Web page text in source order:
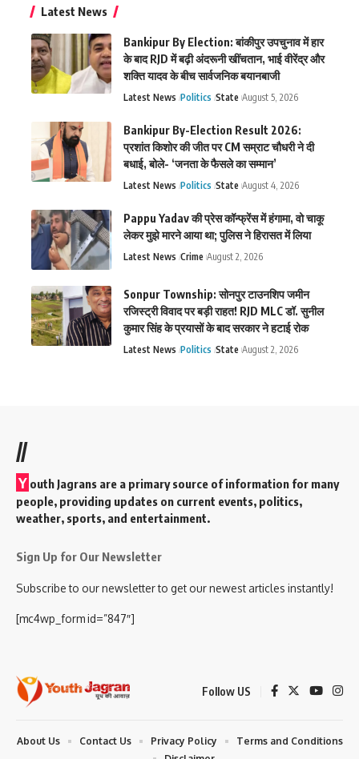
Latest News
Bankipur By Election: बांकीपुर उपचुनाव में हार
के बाद RJD में बढ़ी अंदरूनी खींचतान, भाई वीरेंद्र और
शक्ति यादव के बीच सार्वजनिक बयानबाजी
Latest News Politics State August 5, 2026
Bankipur By-Election Result 2026:
प्रशांत किशोर की जीत पर CM सम्राट चौधरी ने दी
बधाई, बोले- ‘जनता के फैसले का सम्मान’
Latest News Politics State August 4, 2026
Pappu Yadav की प्रेस कॉन्फ्रेंस में हंगामा, वो चाकू
लेकर मुझे मारने आया था; पुलिस ने हिरासत में लिया
Latest News Crime August 2, 2026
Sonpur Township: सोनपुर टाउनशिप जमीन
रजिस्ट्री विवाद पर बड़ी राहत! RJD MLC डॉ. सुनील
कुमार सिंह के प्रयासों के बाद सरकार ने हटाई रोक
Latest News Politics State August 2, 2026
//
Y outh Jagrans are a primary source of information for many
people, providing updates on current events, politics,
weather, sports, and entertainment.
Sign Up for Our Newsletter
Subscribe to our newsletter to get our newest articles instantly!
[mc4wp_form id=”847″]
Follow US
About Us Contact Us Privacy Policy
Terms and Conditions